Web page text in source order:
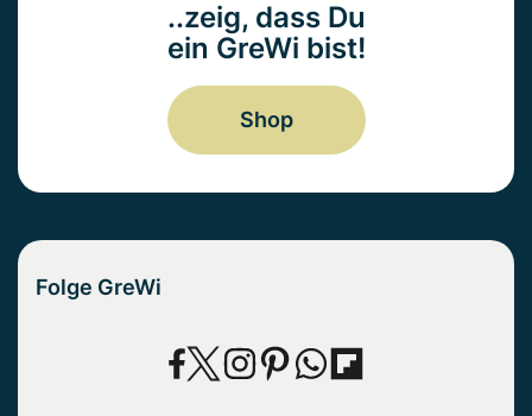
..zeig, dass Du
ein GreWi bist!
Shop
Folge GreWi